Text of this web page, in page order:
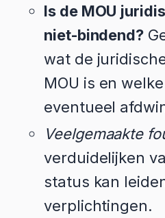
Is de MOU
niet-bindend?
wat de
MOU is en
eventueel
Veelgemaakte
verduidelijken
status kan
verplichtingen.